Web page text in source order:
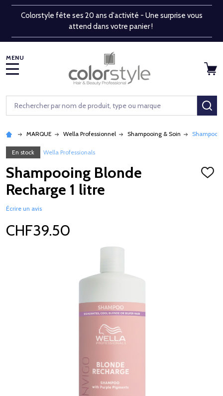
Colorstyle fête ses 20 ans d'activité - Une surprise vous
attend dans votre panier !
Rechercher
MARQUE Wella Professionnel Shampooing & Soin
En stock Wella Professionals
Shampooing Blonde
Recharge 1 litre
Écrire un avis
CHF39.50